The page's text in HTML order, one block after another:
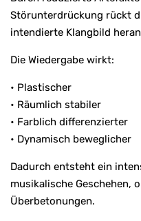
Störunterdrückung rückt
intendierte Klangbild
Die Wiedergabe wirkt:
• Plastischer
• Räumlich stabiler
• Farblich differenzierter
• Dynamisch beweglicher
Dadurch entsteht ein
musikalische Geschehen,
Überbetonungen.